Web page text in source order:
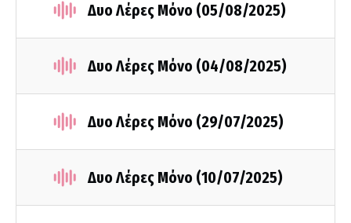
Δυο Λέρες Μόνο (05/08/2025)
Δυο Λέρες Μόνο (04/08/2025)
Δυο Λέρες Μόνο (29/07/2025)
Δυο Λέρες Μόνο (10/07/2025)